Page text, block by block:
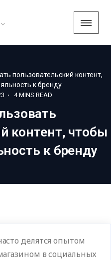
пользовательский контент,
к бренду
4 MINS READ
контент, чтобы
к бренду
делятся опытом
в социальных